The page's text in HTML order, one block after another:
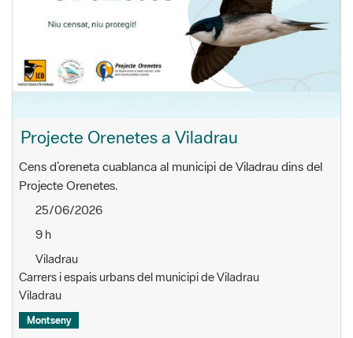
Projecte Orenetes a Viladrau
Projecte Orenetes.
9 h
Viladrau
Montseny
Mostrando el intervalo 1 - 1 de 1 resultados.